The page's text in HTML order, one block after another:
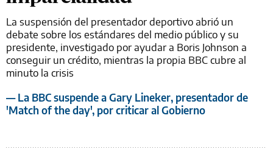
La suspensión del presentador deportivo abrió un
debate sobre los estándares del medio público y su
presidente, investigado por ayudar a Boris Johnson a
conseguir un crédito, mientras la propia BBC cubre al
minuto la crisis
— La BBC suspende a Gary Lineker, presentador de
'Match of the day', por criticar al Gobierno